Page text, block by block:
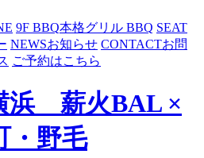
9F BBQ本格グリル BBQ SEAT
NEWSお知らせ CONTACTお問
ご予約はこちら
浜 薪火BAL ×
・野毛